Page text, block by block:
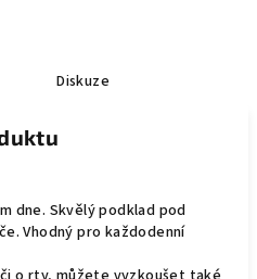
Diskuze
dne. Skvělý podklad pod
Vhodný pro každodenní